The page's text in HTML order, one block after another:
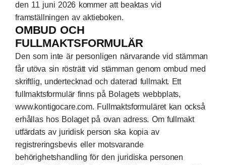
den 11 juni 2026 kommer att beaktas vid
framställningen av aktieboken.
OMBUD OCH
FULLMAKTSFORMULÄR
Den som inte är personligen närvarande vid stämman
får utöva sin rösträtt vid stämman genom ombud med
skriftlig, undertecknad och daterad fullmakt. Ett
fullmaktsformulär finns på Bolagets webbplats,
www.kontigocare.com. Fullmaktsformuläret kan också
erhållas hos Bolaget på ovan adress. Om fullmakt
utfärdats av juridisk person ska kopia av
registreringsbevis eller motsvarande
behörighetshandling för den juridiska personen